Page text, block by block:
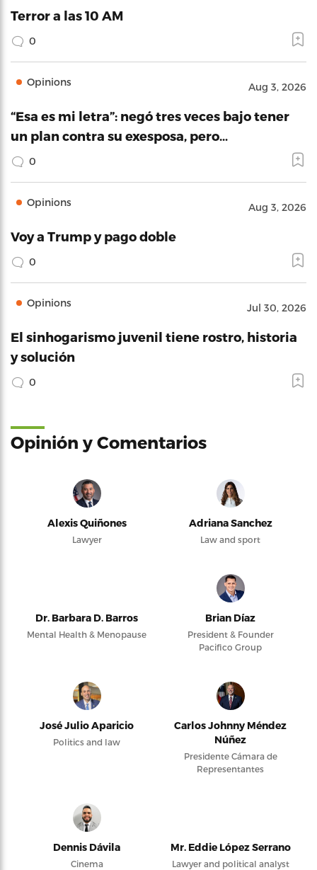
Terror a las 10 AM
0
Opinions Aug 3, 2026
“Esa es mi letra”: negó tres veces bajo tener
un plan contra su exesposa, pero…
0
Opinions Aug 3, 2026
Voy a Trump y pago doble
0
Opinions Jul 30, 2026
El sinhogarismo juvenil tiene rostro, historia
y solución
0
Opinión y Comentarios
Alexis Quiñones
Lawyer
Adriana Sanchez
Law and sport
Dr. Barbara D. Barros
Mental Health & Menopause
Brian Díaz
President & Founder
Pacifico Group
José Julio Aparicio
Politics and law
Carlos Johnny Méndez
Núñez
Presidente Cámara de
Representantes
Dennis Dávila
Cinema
Mr. Eddie López Serrano
Lawyer and political analyst